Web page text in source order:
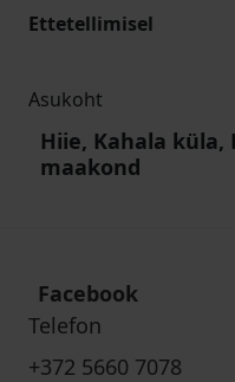
Ettetellimisel
Asukoht
Hiie, Kahala küla,
maakond
Facebook
Telefon
+372 5660 7078